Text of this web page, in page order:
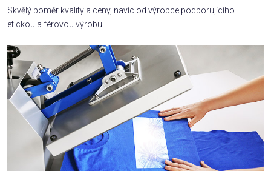
Skvělý poměr kvality a ceny, navíc od výrobce podporujícího
etickou a férovou výrobu